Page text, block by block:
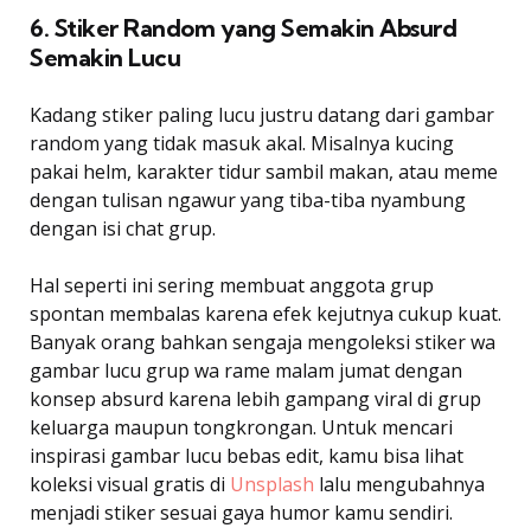
6. Stiker Random yang Semakin Absurd
Semakin Lucu
Kadang stiker paling lucu justru datang dari gambar
random yang tidak masuk akal. Misalnya kucing
pakai helm, karakter tidur sambil makan, atau meme
dengan tulisan ngawur yang tiba-tiba nyambung
dengan isi chat grup.
Hal seperti ini sering membuat anggota grup
spontan membalas karena efek kejutnya cukup kuat.
Banyak orang bahkan sengaja mengoleksi stiker wa
gambar lucu grup wa rame malam jumat dengan
konsep absurd karena lebih gampang viral di grup
keluarga maupun tongkrongan. Untuk mencari
inspirasi gambar lucu bebas edit, kamu bisa lihat
koleksi visual gratis di Unsplash lalu mengubahnya
menjadi stiker sesuai gaya humor kamu sendiri.